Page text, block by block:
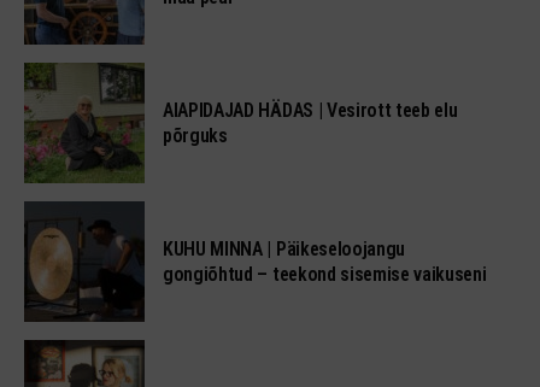
AIAPIDAJAD HÄDAS | Vesirott teeb elu
põrguks
KUHU MINNA | Päikeseloojangu
gongiõhtud – teekond sisemise vaikuseni